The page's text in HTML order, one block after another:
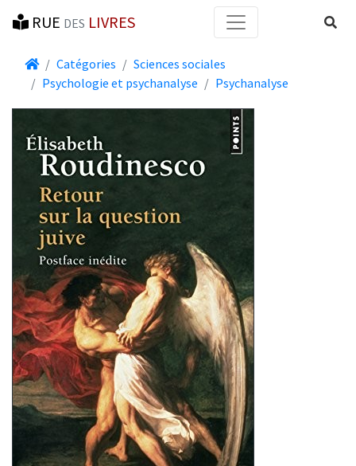
RUE DES LIVRES
AccueilCatégories
Sciences sociales
Psychologie et psychanalyse
Psychanalyse